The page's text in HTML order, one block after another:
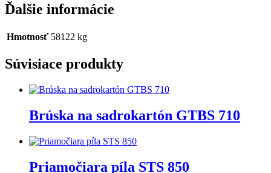
Ďalšie informácie
Hmotnosť 58122 kg
Súvisiace produkty
Brúska na sadrokartón GTBS 710
Priamočiara píla STS 850